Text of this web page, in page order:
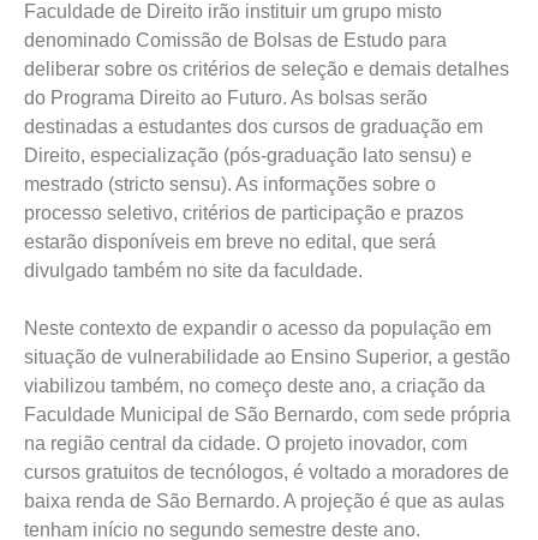
Faculdade de Direito irão instituir um grupo misto
denominado Comissão de Bolsas de Estudo para
deliberar sobre os critérios de seleção e demais detalhes
do Programa Direito ao Futuro. As bolsas serão
destinadas a estudantes dos cursos de graduação em
Direito, especialização (pós-graduação lato sensu) e
mestrado (stricto sensu). As informações sobre o
processo seletivo, critérios de participação e prazos
estarão disponíveis em breve no edital, que será
divulgado também no site da faculdade.
Neste contexto de expandir o acesso da população em
situação de vulnerabilidade ao Ensino Superior, a gestão
viabilizou também, no começo deste ano, a criação da
Faculdade Municipal de São Bernardo, com sede própria
na região central da cidade. O projeto inovador, com
cursos gratuitos de tecnólogos, é voltado a moradores de
baixa renda de São Bernardo. A projeção é que as aulas
tenham início no segundo semestre deste ano.